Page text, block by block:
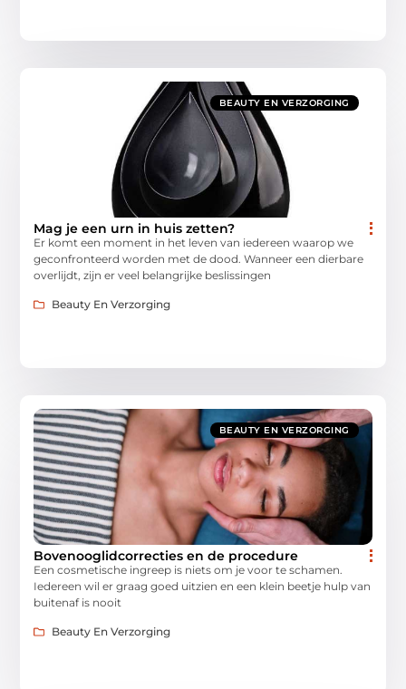
BEAUTY EN VERZORGING
Mag je een urn in huis zetten?
Er komt een moment in het leven van iedereen waarop we
geconfronteerd worden met de dood. Wanneer een dierbare
overlijdt, zijn er veel belangrijke beslissingen
Beauty En Verzorging
BEAUTY EN VERZORGING
Bovenooglidcorrecties en de procedure
Een cosmetische ingreep is niets om je voor te schamen.
Iedereen wil er graag goed uitzien en een klein beetje hulp van
buitenaf is nooit
Beauty En Verzorging